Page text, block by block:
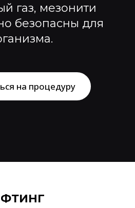
газ, мезонити
безопасны для
на процедуру